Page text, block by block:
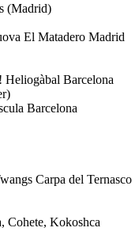
(Madrid)
El Matadero Madrid
Barcelona
Barcelona
Carpa del Ternasco
Cohete, Kokoshca